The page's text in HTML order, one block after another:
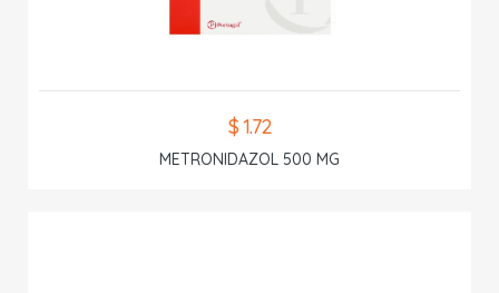
$ 1.72
METRONIDAZOL 500 MG